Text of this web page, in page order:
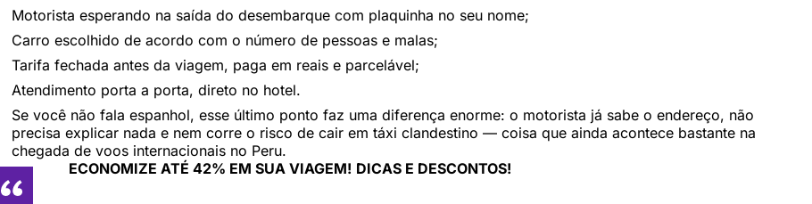
Motorista esperando na saída do desembarque com plaquinha no seu nome;
Carro escolhido de acordo com o número de pessoas e malas;
Tarifa fechada antes da viagem, paga em reais e parcelável;
Atendimento porta a porta, direto no hotel.
Se você não fala espanhol, esse último ponto faz uma diferença enorme: o motorista já sabe o endereço, não
precisa explicar nada e nem corre o risco de cair em táxi clandestino — coisa que ainda acontece bastante na
chegada de voos internacionais no Peru.
ECONOMIZE ATÉ 42% EM SUA VIAGEM! DICAS E DESCONTOS!